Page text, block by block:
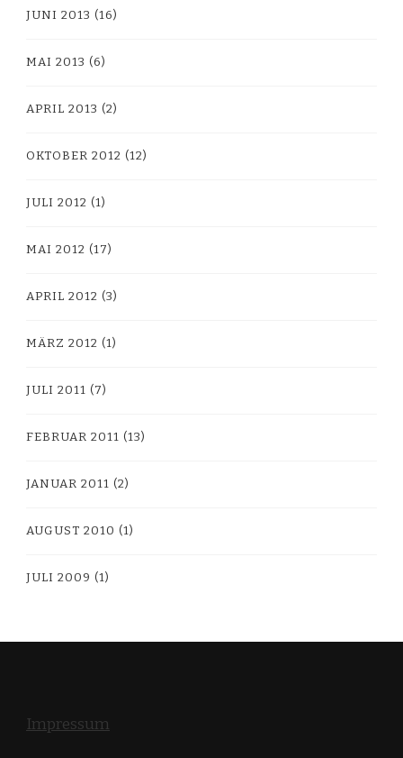
JUNI 2013 (16)
MAI 2013 (6)
APRIL 2013 (2)
OKTOBER 2012 (12)
JULI 2012 (1)
MAI 2012 (17)
APRIL 2012 (3)
MÄRZ 2012 (1)
JULI 2011 (7)
FEBRUAR 2011 (13)
JANUAR 2011 (2)
AUGUST 2010 (1)
JULI 2009 (1)
Impressum